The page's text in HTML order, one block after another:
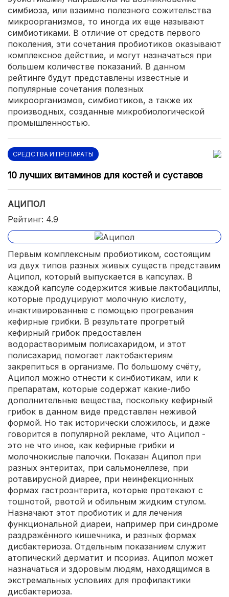
симбиоза, или взаимно полезного сожительства
микроорганизмов, то иногда их еще называют
симбиотиками. В отличие от средств первого
поколения, эти сочетания пробиотиков оказывают
комплексное действие, и могут назначаться при
большем количестве показаний. В данном
рейтинге будут представлены известные и
популярные сочетания полезных
микроорганизмов, симбиотиков, а также их
производных, созданные микробиологической
промышленностью.
СРЕДСТВА И ПРЕПАРАТЫ
10 лучших витаминов для костей и суставов
АЦИПОЛ
Рейтинг: 4.9
Первым комплексным пробиотиком, состоящим
из двух типов разных живых существ представим
Аципол, который выпускается в капсулах. В
каждой капсуле содержится живые лактобациллы,
которые продуцируют молочную кислоту,
инактивированные с помощью прогревания
кефирные грибки. В результате прогретый
кефирный грибок предоставлен
водорастворимым полисахаридом, и этот
полисахарид помогает лактобактериям
закрепиться в организме. По большому счёту,
Аципол можно отнести к синбиотикам, или к
препаратам, которые содержат какие-либо
дополнительные вещества, поскольку кефирный
грибок в данном виде представлен неживой
формой. Но так исторически сложилось, и даже
говорится в популярной рекламе, что Аципол -
это не что иное, как кефирные грибки и
молочнокислые палочки. Показан Аципол при
разных энтеритах, при сальмонеллезе, при
ротавирусной диарее, при неинфекционных
формах гастроэнтерита, которые протекают с
тошнотой, рвотой и обильным жидким стулом.
Назначают этот пробиотик и для лечения
функциональной диареи, например при синдроме
раздражённого кишечника, и разных формах
дисбактериоза. Отдельным показанием служит
атопический дерматит и псориаз. Аципол может
назначаться и здоровым людям, находящимся в
экстремальных условиях для профилактики
дисбактериоза.